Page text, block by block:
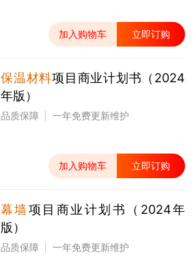
加入购物车 立即订购
保温材料项目商业计划书（2024
年版）
品质保障 一年免费更新维护
加入购物车 立即订购
幕墙项目商业计划书（2024年
版）
品质保障 一年免费更新维护